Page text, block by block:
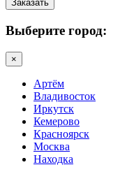
Заказать
Выберите город:
×
Артём
Владивосток
Иркутск
Кемерово
Красноярск
Москва
Находка